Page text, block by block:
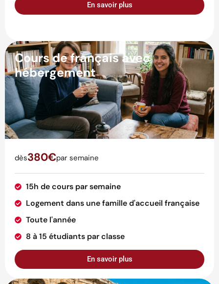
En savoir plus
Cours de français avec
hébergement
dès380€par semaine
15h de cours par semaine
Logement dans une famille d'accueil française
Toute l'année
8 à 15 étudiants par classe
En savoir plus